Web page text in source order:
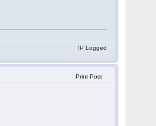
IP Logged
Print Post